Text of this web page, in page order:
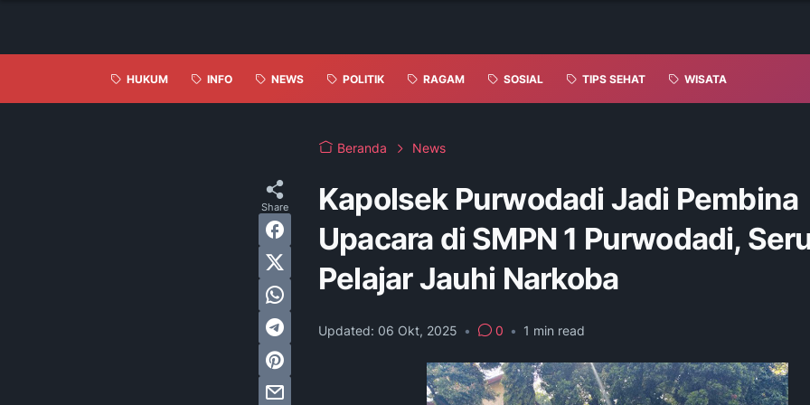
HUKUM INFO NEWS POLITIK RAGAM SOSIAL TIPS SEHAT WISATA
Beranda News
Kapolsek Purwodadi Jadi Pembina
Upacara di SMPN 1 Purwodadi,
Pelajar Jauhi Narkoba
Updated: 06 Okt, 2025 • 0 • 1 min read